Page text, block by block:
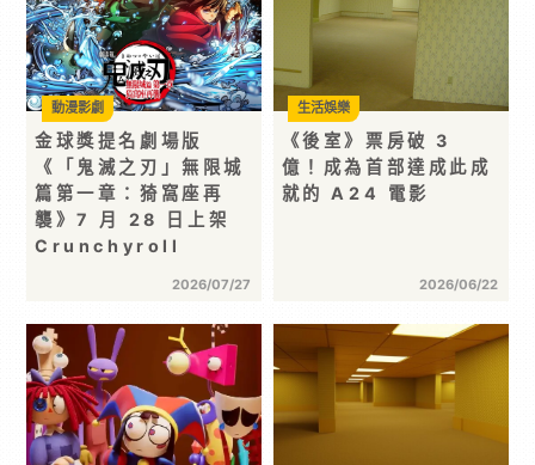
金球獎提名劇場版
《「鬼滅之刃」無限城
篇第一章：猗窩座再
襲》7 月 28 日上架
Crunchyroll
2026/07/27
動漫影劇
《後室》票房破 3
億！成為首部達成此成
就的 A24 電影
2026/06/22
生活娛樂